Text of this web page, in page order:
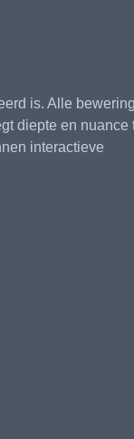
is. Alle
diepte en nuance
interactieve